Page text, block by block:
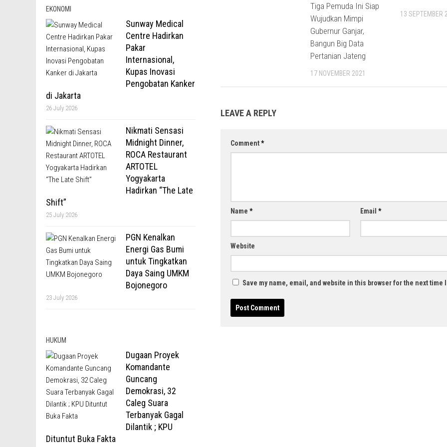
Tiga Pemuda Ini Siap
Wujudkan Mimpi
Gubernur Ganjar,
Bangun Big Data
Pertanian Jateng
17 NOVEMBER 2021
13 SEPTEMBER
LEAVE A REPLY
Comment*
Name * Email *
Website
Save my name, email, and website in this browser for the next time
EKONOMI
Sunway Medical
Centre Hadirkan
Pakar
Internasional,
Kupas Inovasi
Pengobatan Kanker
di Jakarta
26 July 2026
Nikmati Sensasi
Midnight Dinner,
ROCA Restaurant
ARTOTEL
Yogyakarta
Hadirkan “The Late
Shift”
25 July 2026
PGN Kenalkan
Energi Gas Bumi
untuk Tingkatkan
Daya Saing UMKM
Bojonegoro
23 July 2026
HUKUM
Dugaan Proyek
Komandante
Guncang
Demokrasi, 32
Caleg Suara
Terbanyak Gagal
Dilantik ; KPU
Dituntut Buka Fakta